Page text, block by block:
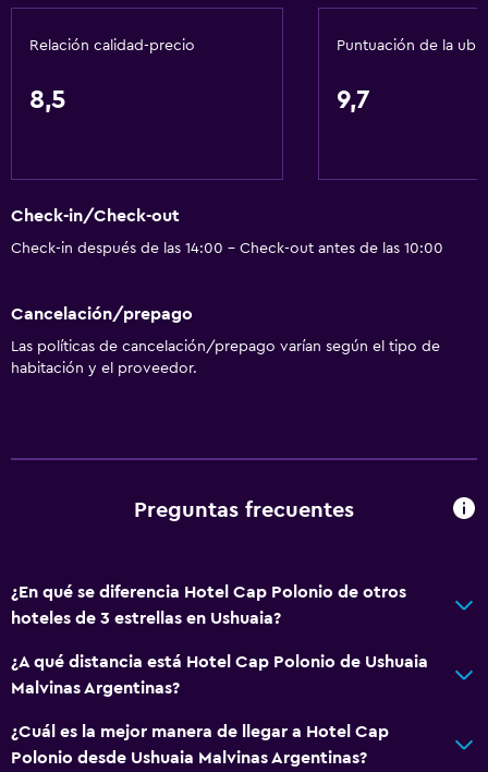
Restaurante
Bar/lounge
Tetera/cafetera
Tetera
Centro de negocios
Caja fuerte
Servicio de habitaciones
Relación calidad-precio
8,5
Puntuación de la
9,7
Check-in/Check-out
Check-in después de las 14:00 - Check-out antes de las 10:00
Cancelación/prepago
Las políticas de cancelación/prepago varían según el tipo de
habitación y el proveedor.
Preguntas frecuentes
¿En qué se diferencia Hotel Cap Polonio de otros
hoteles de 3 estrellas en Ushuaia?
¿A qué distancia está Hotel Cap Polonio de Ushuaia
Malvinas Argentinas?
¿Cuál es la mejor manera de llegar a Hotel Cap
Polonio desde Ushuaia Malvinas Argentinas?